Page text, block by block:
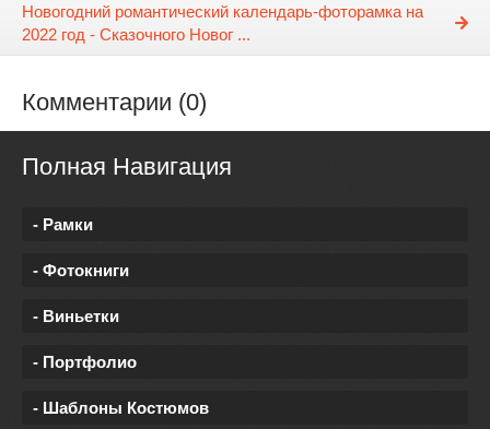
Новогодний романтический календарь-фоторамка на
2022 год - Сказочного Новог ...
Комментарии (0)
Полная Навигация
- Рамки
- Фотокниги
- Виньетки
- Портфолио
- Шаблоны Костюмов